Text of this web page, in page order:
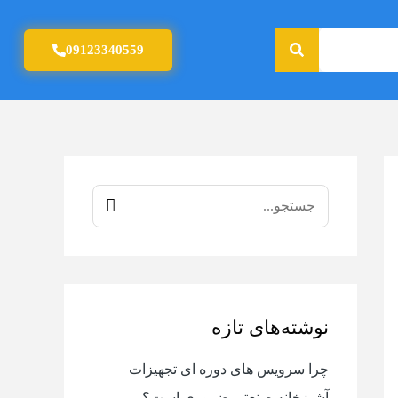
جستجو
09123340559
و
ر
نوشته‌های تازه
چرا سرویس های دوره ای تجهیزات